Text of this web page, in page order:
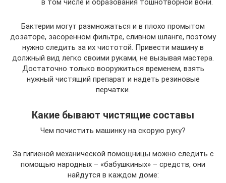
в том числе и образования тошнотворной вони.
Бактерии могут размножаться и в плохо промытом
дозаторе, засоренном фильтре, сливном шланге, поэтому
нужно следить за их чистотой. Привести машину в
должный вид легко своими руками, не вызывая мастера.
Достаточно только вооружиться временем, взять
нужный чистящий препарат и надеть резиновые
перчатки.
Какие бывают чистящие составы
Чем почистить машинку на скорую руку?
За гигиеной механической помощницы можно следить с
помощью народных – «бабушкиных» – средств, они
найдутся в каждом доме: